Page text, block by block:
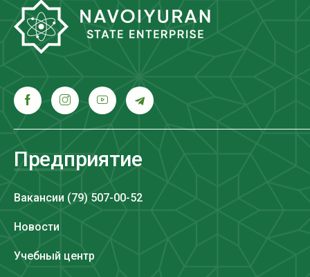
Предприятие
Вакансии (79) 507-00-52
Новости
Учебный центр